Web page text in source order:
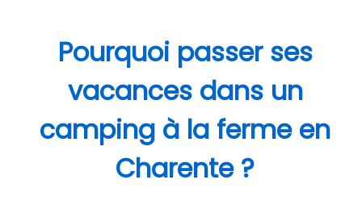
Pourquoi passer ses
vacances dans un
camping à la ferme en
Charente ?